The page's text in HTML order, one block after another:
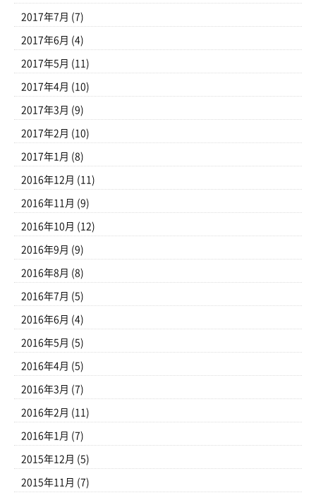
2017年7月 (7)
2017年6月 (4)
2017年5月 (11)
2017年4月 (10)
2017年3月 (9)
2017年2月 (10)
2017年1月 (8)
2016年12月 (11)
2016年11月 (9)
2016年10月 (12)
2016年9月 (9)
2016年8月 (8)
2016年7月 (5)
2016年6月 (4)
2016年5月 (5)
2016年4月 (5)
2016年3月 (7)
2016年2月 (11)
2016年1月 (7)
2015年12月 (5)
2015年11月 (7)